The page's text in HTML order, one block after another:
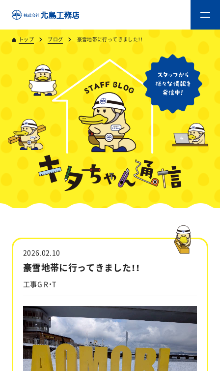
トップ ブログ 豪雪地帯に行ってきました！！
2026.02.10
豪雪地帯に行ってきました！！
工事G R・T
トップ
キタジマのものづくり
重量木骨造SE構法
新築工事
リフォーム
沿革
関連企業